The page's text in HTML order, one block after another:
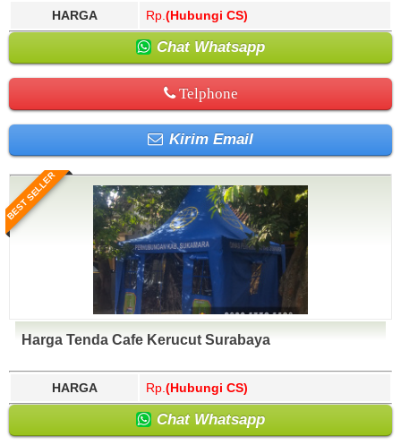
HARGA Rp. (Hubungi CS)
Chat Whatsapp
Telphone
Kirim Email
BEST SELLER
Harga Tenda Cafe Kerucut Surabaya
HARGA Rp. (Hubungi CS)
Chat Whatsapp